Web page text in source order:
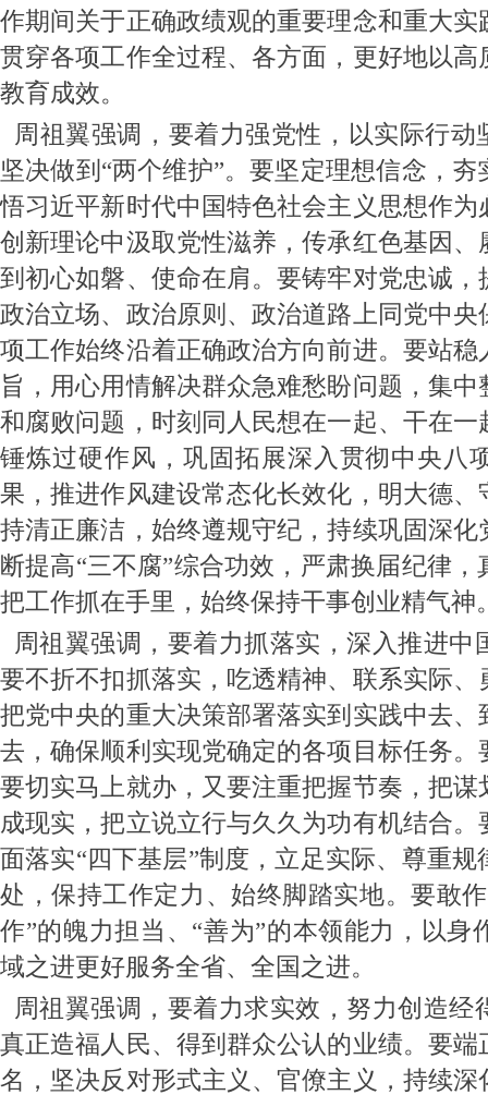
作期间关于正确政绩观的重要理念和重大
贯穿各项工作全过程、各方面，更好地以
教育成效。
周祖翼强调，要着力强党性，以实际行动
坚决做到“两个维护”。要坚定理想信念，
悟习近平新时代中国特色社会主义思想作
创新理论中汲取党性滋养，传承红色基因
到初心如磐、使命在肩。要铸牢对党忠诚
政治立场、政治原则、政治道路上同党中
项工作始终沿着正确政治方向前进。要站
旨，用心用情解决群众急难愁盼问题，集
和腐败问题，时刻同人民想在一起、干在
锤炼过硬作风，巩固拓展深入贯彻中央八
果，推进作风建设常态化长效化，明大德
持清正廉洁，始终遵规守纪，持续巩固深
断提高“三不腐”综合功效，严肃换届纪律
把工作抓在手里，始终保持干事创业精气神
周祖翼强调，要着力抓落实，深入推进中
要不折不扣抓落实，吃透精神、联系实际
把党中央的重大决策部署落实到实践中去
去，确保顺利实现党确定的各项目标任务
要切实马上就办，又要注重把握节奏，把
成现实，把立说立行与久久为功有机结合
面落实“四下基层”制度，立足实际、尊重
处，保持工作定力、始终脚踏实地。要敢
作”的魄力担当、“善为”的本领能力，以身
域之进更好服务全省、全国之进。
周祖翼强调，要着力求实效，努力创造经
真正造福人民、得到群众公认的业绩。要
名，坚决反对形式主义、官僚主义，持续